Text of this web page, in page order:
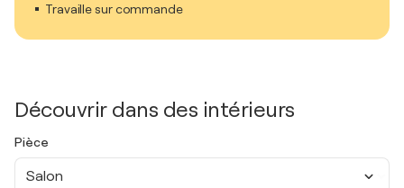
Travaille sur commande
Découvrir dans des intérieurs
Pièce
Salon